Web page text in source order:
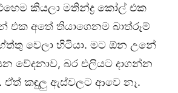
කියලා මතින්ද්‍ර කෝල් එක
එක අතේ තියාගෙනම බාත්රූම්
වෙලා හිටියා. මට ඕන උනේ
වේදනාව, බර එලියට දාගන්න
කඳුලු ඇස්වලට ආවෙ නෑ.